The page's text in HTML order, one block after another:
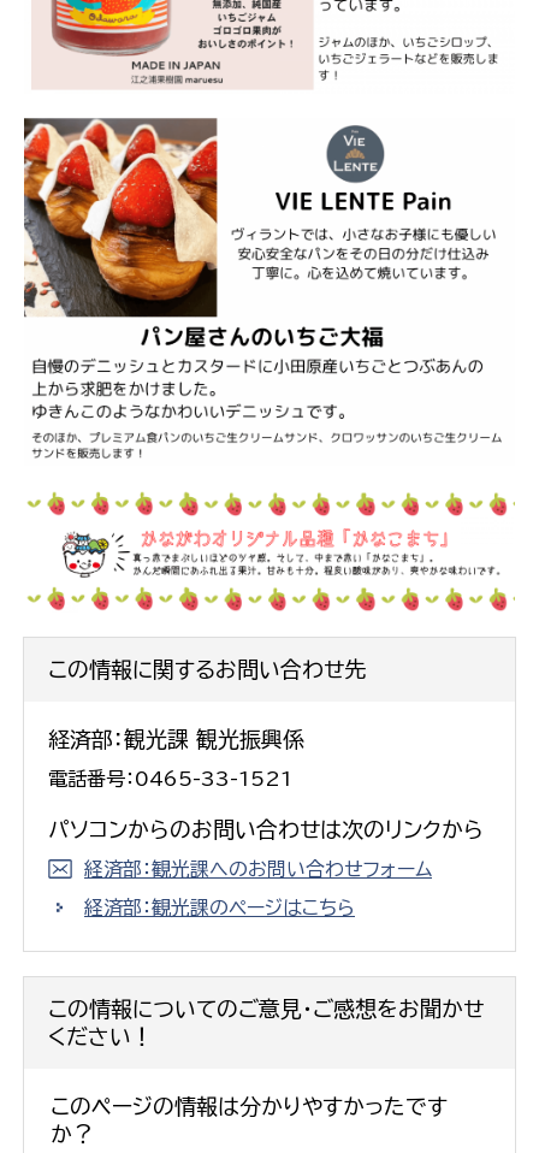
この情報に関するお問い合わせ先
経済部：観光課 観光振興係
電話番号：0465-33-1521
パソコンからのお問い合わせは次のリンクから
経済部：観光課へのお問い合わせフォーム
経済部：観光課のページはこちら
この情報についてのご意見・ご感想をお聞かせ
ください！
このページの情報は分かりやすかったです
か？